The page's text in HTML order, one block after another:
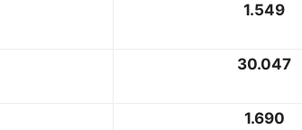
1.549
30.047
1.690